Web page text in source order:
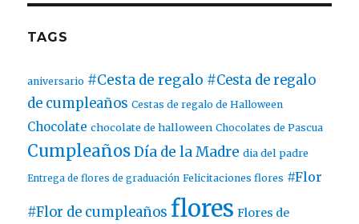
TAGS
aniversario #Cesta de regalo #Cesta de regalo
de cumpleaños Cestas de regalo de Halloween
Chocolate chocolate de halloween Chocolates de Pascua
Cumpleaños Día de la Madre dia del padre
Entrega de flores de graduación Felicitaciones flores #Flor
#Flor de cumpleaños flores Flores de